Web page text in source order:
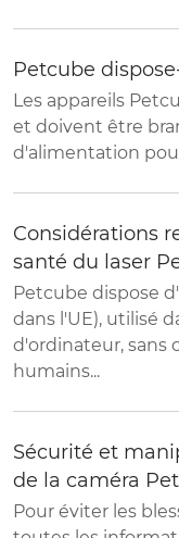
Petcube
Les appareils
et doivent être
d'alimentation
Considérations
santé du laser
Petcube dispose
dans l'UE), utilisé
d'ordinateur, sans
humains...
Sécurité et
de la caméra
Pour éviter les